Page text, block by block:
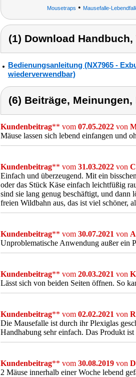
Mousetraps • Mausefalle-
(1) Download
Bedienungsanleitung (NX7965 -
wiederverwendbar)
(6) Beiträge,
Kundenbeitrag** vom 07.05.2022 von
Mäuse lassen sich lebend einfangen und
Kundenbeitrag** vom 31.03.2022 von
Einfach und überzeugend. Mit ein
oder das Stück Käse einfach leichtfüßig
sind sie lang genug beschäftigt, und dann
freien Wildbahn aus, das ist viel schöner,
Kundenbeitrag** vom 30.07.2021 von
Unproblematische Anwendung außer ein
Kundenbeitrag** vom 20.03.2021 von
Lässt sich von beiden Seiten öffnen. So
Kundenbeitrag** vom 02.02.2021 von
Die Mausefalle ist durch ihr Plexiglas
Handhabung sehr einfach. Das Produkt
Kundenbeitrag** vom 30.08.2019 von
2 Mäuse innerhalb einer Woche lebend